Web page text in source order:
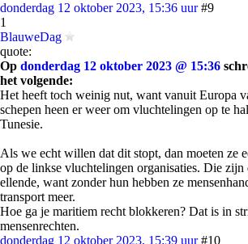
donderdag 12 oktober 2023, 15:36 uur #9
1
BlauweDag
quote:
Op donderdag 12 oktober 2023 @ 15:36
het volgende:
Het heeft toch weinig nut, want vanuit Europa
schepen heen er weer om vluchtelingen op te
Tunesie.
Als we echt willen dat dit stopt, dan moeten ze
op de linkse vluchtelingen organisaties. Die zijn
ellende, want zonder hun hebben ze
transport meer.
Hoe ga je maritiem recht blokkeren? Dat is in
mensenrechten.
donderdag 12 oktober 2023, 15:39 uur #10